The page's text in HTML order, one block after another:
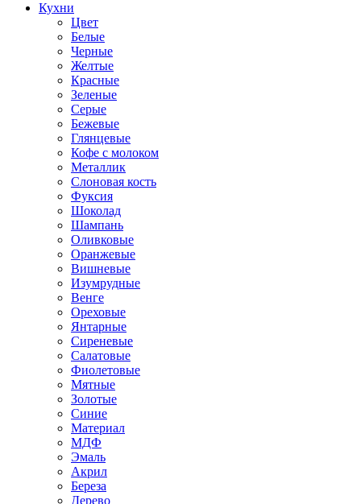
Кухни
Цвет
Белые
Черные
Желтые
Красные
Зеленые
Серые
Бежевые
Глянцевые
Кофе с молоком
Металлик
Слоновая кость
Фуксия
Шоколад
Шампань
Оливковые
Оранжевые
Вишневые
Изумрудные
Венге
Ореховые
Янтарные
Сиреневые
Салатовые
Фиолетовые
Мятные
Золотые
Синие
Материал
МДФ
Эмаль
Акрил
Береза
Дерево